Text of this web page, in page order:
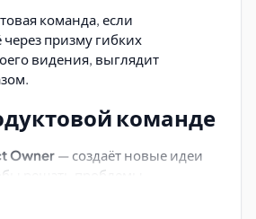
команда, если
через призму гибких
видения, выглядит
команде
Owner — создаёт новые идеи
решать проблемы